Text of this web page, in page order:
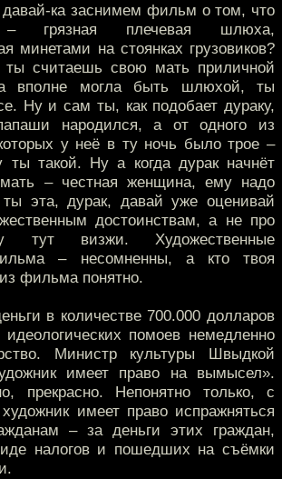
давай-ка заснимем фильм о том, что
грязная плечевая шлюха,
минетами на стоянках грузовиков?
ты считаешь свою мать приличной
вполне могла быть шлюхой, ты
Ну и сам ты, как подобает дураку,
народился, а от одного из
у неё в ту ночь было трое –
ты такой. Ну а когда дурак начнёт
– честная женщина, ему надо
ты эта, дурак, давай уже оценивай
достоинствам, а не про
тут визжи. Художественные
– несомненны, а кто твоя
фильма понятно.
в количестве 700.000 долларов
помоев немедленно
Министр культуры Швыдкой
имеет право на вымысел».
прекрасно. Непонятно только, с
художник имеет право испражняться
– за деньги этих граждан,
налогов и пошедших на съёмки